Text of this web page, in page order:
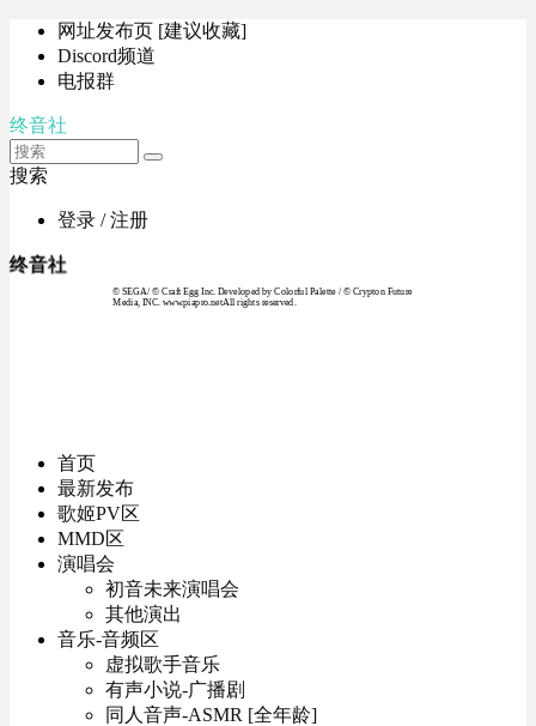
网址发布页 [建议收藏]
Discord频道
电报群
终音社
搜索
登录 / 注册
终音社
© SEGA / © Craft Egg Inc. Developed by Colorful Palette / © Crypton Future
Media, INC. www.piapro.netAll rights reserved.
首页
最新发布
歌姬PV区
MMD区
演唱会
初音未来演唱会
其他演出
音乐-音频区
虚拟歌手音乐
有声小说-广播剧
同人音声-ASMR [全年龄]